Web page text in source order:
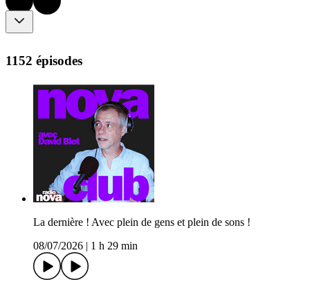
1152 épisodes
La dernière ! Avec plein de gens et plein de sons !
08/07/2026
1 h 29 min